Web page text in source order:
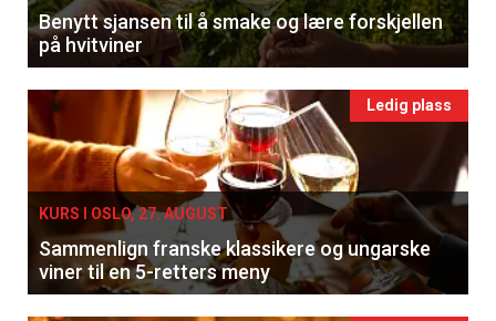
Benytt sjansen til å smake og lære forskjellen
på hvitviner
Ledig plass
KURS I OSLO, 27. AUGUST
Sammenlign franske klassikere og ungarske
viner til en 5-retters meny